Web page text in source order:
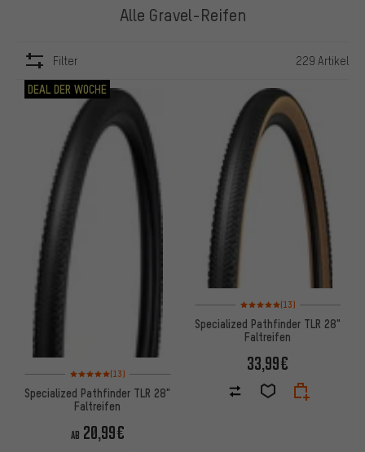
Alle Gravel-Reifen
Filter 229 Artikel
ARTIKEL
DEAL DER WOCHE
Bewertungen: 5 von 5 basierend auf 13 Bewertungen
(13)
Specialized Pathfinder TLR 28"
Faltreifen
AB 20,99€
Bewertungen: 5 von 5
(13)
Specialized Pathfinder TLR 28"
Faltreifen
33,99€